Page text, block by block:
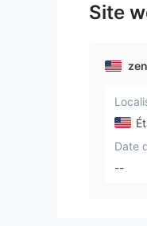
Site
Date
--